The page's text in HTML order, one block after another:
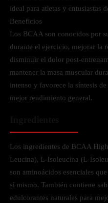
ideal para atletas y entusiastas
Beneficios
Los BCAA son conocidos por
durante el ejercicio, mejorar la
disminuir el dolor post-
mantener la masa muscular
intenso y favorece la síntesis
mejor rendimiento general.
Los ingredientes de BCAA
Leucina), L-Isoleucina (L-
son aminoácidos esenciales
sí mismo. También contiene
edulcorantes naturales para